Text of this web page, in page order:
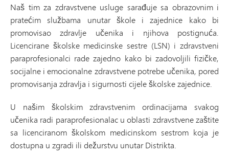
Naš tim za zdravstvene usluge sarađuje sa obrazovnim i
pratećim službama unutar škole i zajednice kako bi
promovisao zdravlje učenika i njihova postignuća.
Licencirane školske medicinske sestre (LSN) i zdravstveni
paraprofesionalci rade zajedno kako bi zadovoljili fizičke,
socijalne i emocionalne zdravstvene potrebe učenika, pored
promovisanja zdravlja i sigurnosti cijele školske zajednice.
U našim školskim zdravstvenim ordinacijama svakog
učenika radi paraprofesionalac u oblasti zdravstvene zaštite
sa licenciranom školskom medicinskom sestrom koja je
dostupna u zgradi ili dežurstvu unutar Distrikta.